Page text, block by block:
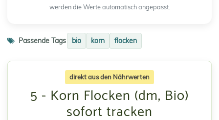
werden die Werte automatisch angepasst.
Passende Tags bio korn flocken
direkt aus den Nährwerten
5 - Korn Flocken (dm, Bio)
sofort tracken